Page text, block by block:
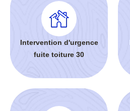
Intervention d'urgence
fuite toiture 30